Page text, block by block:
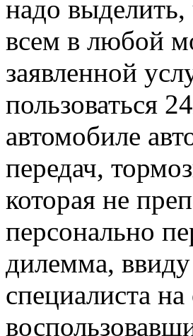
надо выделить,
всем в любой
заявленной
пользоваться
автомобиле
передач,
которая не
персонально
дилемма, ввиду
специалиста